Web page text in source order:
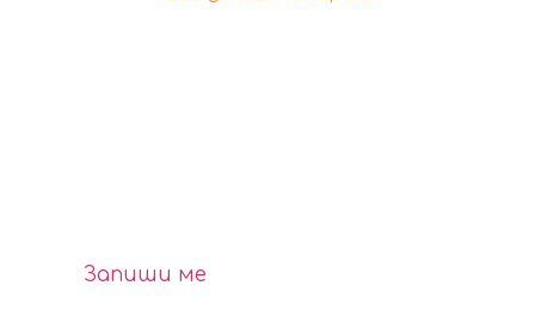
Запиши ме